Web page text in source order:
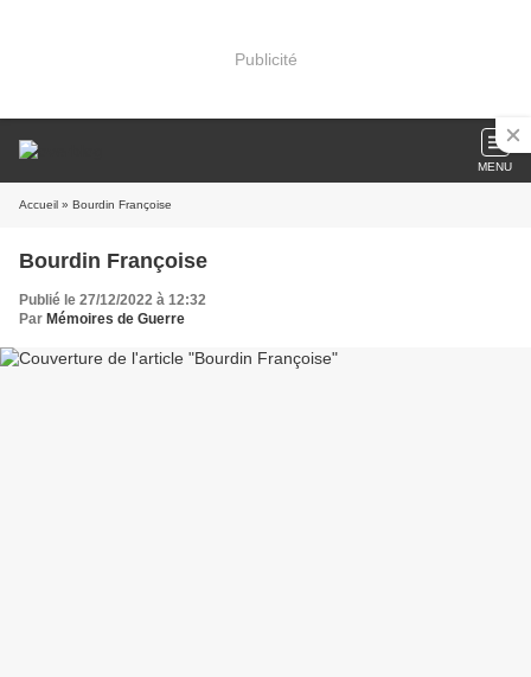
Publicité
MENU
Accueil » Bourdin Françoise
Bourdin Françoise
Publié le 27/12/2022 à 12:32
Par Mémoires de Guerre